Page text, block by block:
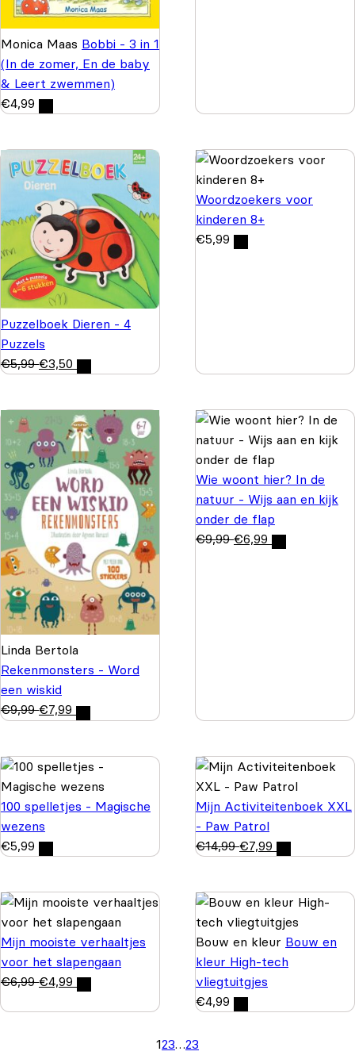
Monica Maas Bobbi - 3 in 1
(In de zomer, En de baby
& Leert zwemmen)
€4,99
Puzzelboek Dieren - 4
Puzzels
€5,99 €3,50
Woordzoekers voor
kinderen 8+
€5,99
Linda Bertola
Rekenmonsters - Word
een wiskid
€9,99 €7,99
Wie woont hier? In de
natuur - Wijs aan en kijk
onder de flap
€9,99 €6,99
100 spelletjes - Magische
wezens
€5,99
Mijn Activiteitenboek XXL
- Paw Patrol
€14,99 €7,99
Mijn mooiste verhaaltjes
voor het slapengaan
€6,99 €4,99
Bouw en kleur Bouw en
kleur High-tech
vliegtuitgjes
€4,99
123…23